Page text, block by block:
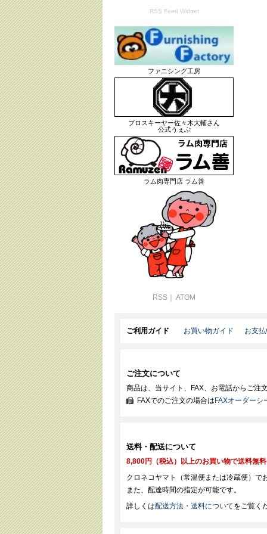
RSS Feed Widget
ファニシング工房
プロスキーヤー佐々木大輔さん
公式うぇぶ
ラム肉専門店 ラム善
RSS ATOM
ご利用ガイド お買い物ガイド お支
ご注文について
商品は、当サイト、FAX、お電話からご注
FAXでのご注文の場合は FAXオーダーシ
送料・配送について
8,800円（税込）以上のお買い物で送料無
クロネコヤマト（常温便または冷蔵便）で
また、配達時間の指定が可能です。
詳しくは配送方法・送料についてをご覧く